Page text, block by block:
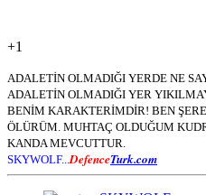
+1
ADALETİN OLMADIĞI YERDE NE
ADALETİN OLMADIĞI YER
BENİM KARAKTERİMDİR! BEN
ÖLÜRÜM. MUHTAÇ OLDUĞUM
KANDA MEVCUTTUR.
SKYWOLF... DefenceTurk.com